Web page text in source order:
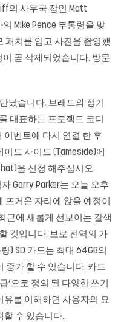
의 사무국 장인 Matt
Mike Pence 부통령을 맞
패치를 입고 사진을 촬영했
곧 삭제되었습니다. 방문
났습니다. 브래드와 정기
대표하는 프로젝트 코디
이벤트에 다시 연결 한 후
드 사이드 (Tameside)에
을 신청 해주십시오.
Garry Parker는 오늘 오후
뜨거운 자리에 앉을 예정이
근에 새롭게 선보이는 갈색
것입니다. 보로 전역의 가
) SD 카드는 최대 64GB의
증가 할 수 있습니다. 카드
’으로 정의 된 다양한 쓰기
유를 이해하면 사용자의 요
할 수 있습니다..